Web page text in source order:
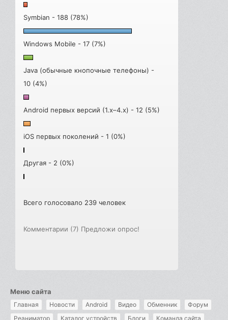
Symbian - 188 (78%)
Windows Mobile - 17 (7%)
Java (обычные кнопочные телефоны) -
10 (4%)
Android первых версий (1.x–4.x) - 12 (5%)
iOS первых поколений - 1 (0%)
Другая - 2 (0%)
Всего голосовало 239 человек
Комментарии (7) Предложи опрос!
Меню сайта
Главная Новости Android Видео Обменник
Форум
Реаниматор
Каталог устройств Блоги Команда сайта